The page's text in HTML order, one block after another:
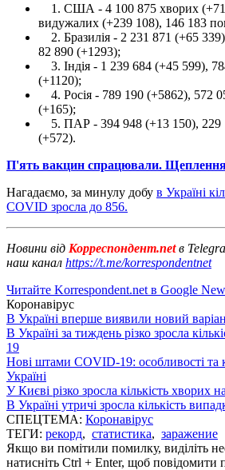
1. США - 4 100 875 хворих (+71
видужалих (+239 108), 146 183
2. Бразилія - ​​2 231 871 (+65
82 890 (+1293);
3. Індія - 1 239 684 (+45 599),
(+1120);
4. Росія - 789 190 (+5862), 572
(+165);
5. ПАР - 394 948 (+13 150), 229
(+572).
П'ять вакцин спрацювали. Щеплення
Нагадаємо, за минулу добу в Україні
COVID зросла до 856.
Новини від Корреспондент.netв
наш канал https://t.me/korrespondentnet
Читайте Korrespondent.net в Google
Коронавірус
В Україні вперше виявили новий
В Україні за тиждень різко зросла
19
Нові штами COVID-19: особливості та
Україні
У Києві різко зросла кількість хворих
В Україні утричі зросла кількість
СПЕЦТЕМА: Коронавірус
ТЕГИ: рекорд, статистика, заражение
Якщо ви помітили помилку, виділіть
натисніть Ctrl + Enter, щоб повідомити